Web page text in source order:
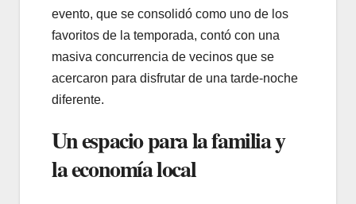
evento, que se consolidó como uno de los
favoritos de la temporada, contó con una
masiva concurrencia de vecinos que se
acercaron para disfrutar de una tarde-noche
diferente.
Un espacio para la familia y
la economía local